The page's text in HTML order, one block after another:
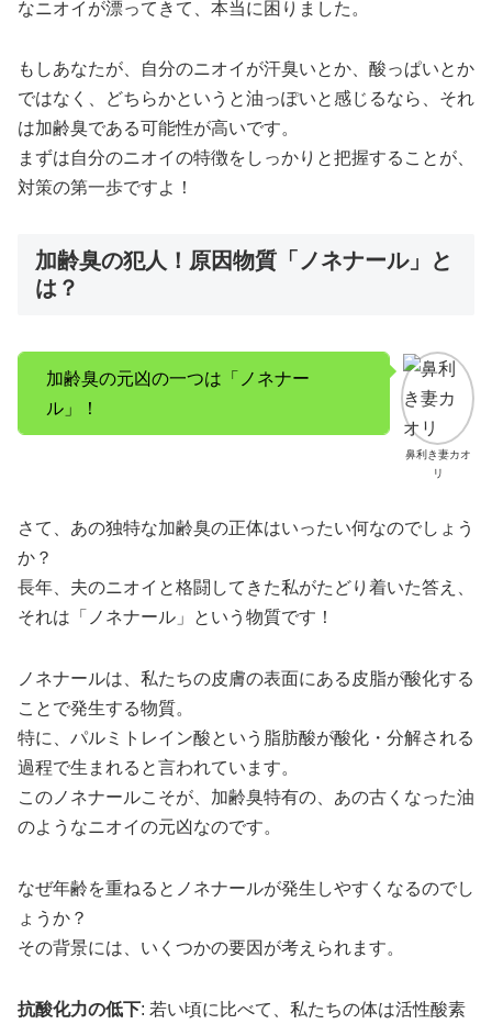
なニオイが漂ってきて、本当に困りました。
もしあなたが、自分のニオイが汗臭いとか、酸っぱいとか
ではなく、どちらかというと油っぽいと感じるなら、それ
は加齢臭である可能性が高いです。
まずは自分のニオイの特徴をしっかりと把握することが、
対策の第一歩ですよ！
加齢臭の犯人！原因物質「ノネナール」と
は？
鼻利き妻カオ
リ
加齢臭の元凶の一つは「ノネナー
ル」！
さて、あの独特な加齢臭の正体はいったい何なのでしょう
か？
長年、夫のニオイと格闘してきた私がたどり着いた答え、
それは「ノネナール」という物質です！
ノネナールは、私たちの皮膚の表面にある皮脂が酸化する
ことで発生する物質。
特に、パルミトレイン酸という脂肪酸が酸化・分解される
過程で生まれると言われています。
このノネナールこそが、加齢臭特有の、あの古くなった油
のようなニオイの元凶なのです。
なぜ年齢を重ねるとノネナールが発生しやすくなるのでし
ょうか？
その背景には、いくつかの要因が考えられます。
抗酸化力の低下: 若い頃に比べて、私たちの体は活性酸素